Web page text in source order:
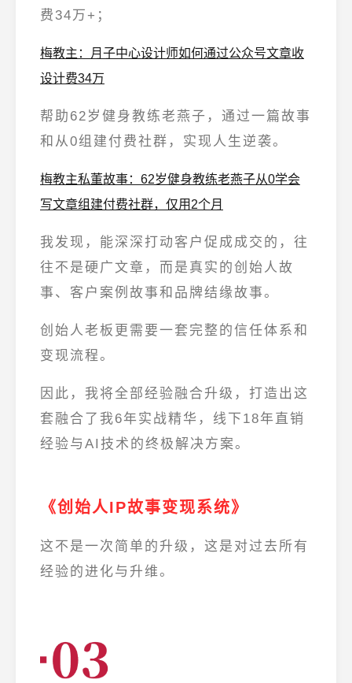
费34万+ ；
梅教主：月子中心设计师如何通过公众号文章收
设计费34万
帮助62岁健身教练老燕子，通过一篇故事
和 从0组建付费社群，实现人生逆袭。
梅教主私董故事：62岁健身教练老燕子从0学会
写文章组建付费社群，仅用2个月
我发现， 能深深打动客户促成成交的，往
往不是硬广文章，而是真实的创始人故
事、客户案例故事和品牌结缘故事。
创始人老板更需要一套 完整的信任体系和
变现流程。
因此，我将全部经验融合升级，打造出这
套融合了我6年实战精华，线下18年直销
经验与AI技术 的终极解决方案。
《创始人IP故事变现系统》
这不是一次简单的升级，这是对过去所有
经验的进化与升维。